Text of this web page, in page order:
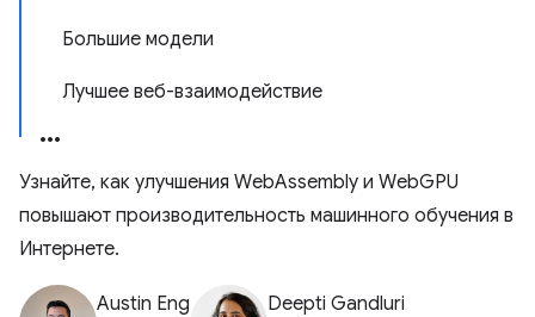
Большие модели
Лучшее веб-взаимодействие
Узнайте, как улучшения WebAssembly и WebGPU
повышают производительность машинного обучения в
Интернете.
Austin Eng Deepti Gandluri